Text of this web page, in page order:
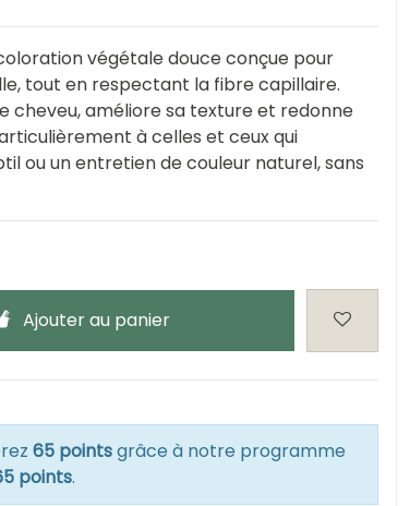
végétale douce conçue pour
tout en respectant la fibre capillaire.
cheveu, améliore sa texture et redonne
à celles et ceux qui
ou un entretien de couleur naturel, sans
Ajouter au panier
65 pointsgrâce à notre programme
points.